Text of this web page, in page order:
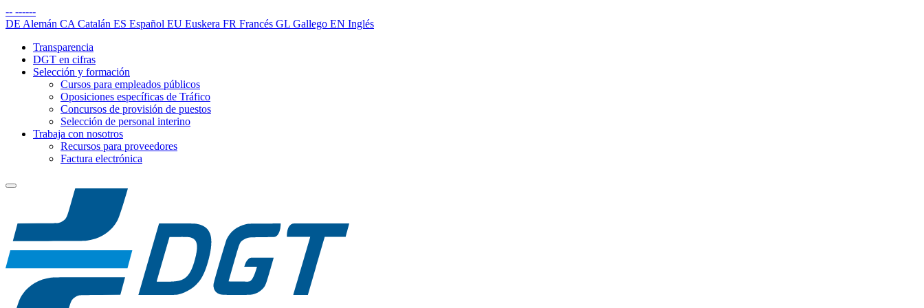
-- ------
DE Alemán CA Catalán ES Español EU Euskera FR Francés GL Gallego EN Inglés
Transparencia
DGT en cifras
Selección y formación
Cursos para empleados públicos
Oposiciones específicas de Tráfico
Concursos de provisión de puestos
Selección de personal interino
Trabaja con nosotros
Recursos para proveedores
Factura electrónica